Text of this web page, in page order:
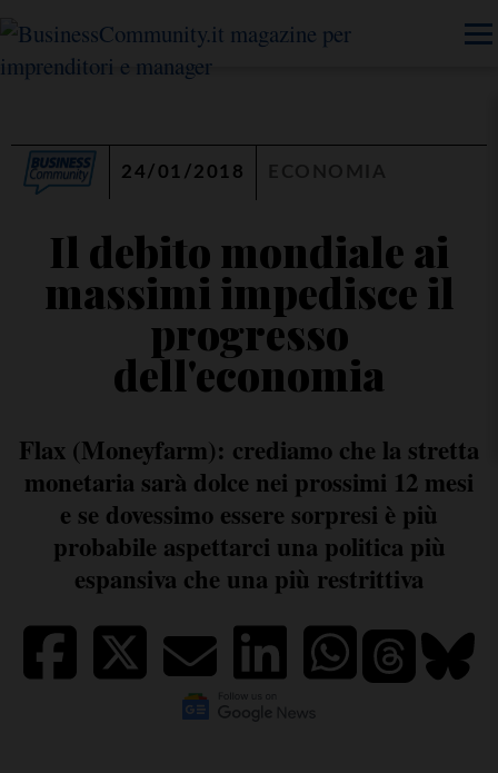
24/01/2018
Il debito mondiale ai
massimi impedisce il
progresso
dell'economia
Flax (Moneyfarm): crediamo che la stretta
monetaria sarà dolce nei prossimi 12 mesi
e se dovessimo essere sorpresi è più
probabile aspettarci una politica più
espansiva che una più restrittiva